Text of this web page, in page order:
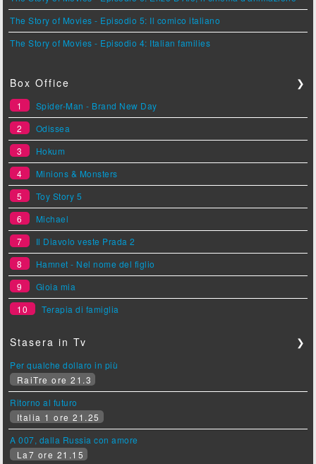
The Story of Movies - Episodio 5: Il comico italiano
The Story of Movies - Episodio 4: Italian families
Box Office ❯
1
Spider-Man - Brand New Day
2
Odissea
3
Hokum
4
Minions & Monsters
5
Toy Story 5
6
Michael
7
Il Diavolo veste Prada 2
8
Hamnet - Nel nome del figlio
9
Gioia mia
10
Terapia di famiglia
Stasera in Tv ❯
Per qualche dollaro in più
RaiTre ore 21.3
Ritorno al futuro
Italia 1 ore 21.25
A 007, dalla Russia con amore
La7 ore 21.15